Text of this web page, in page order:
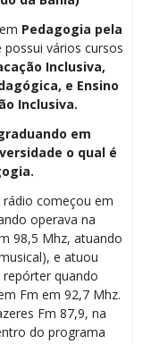
Pedagogia pela
possui vários cursos
Inclusiva,
e Ensino
Inclusiva.
em
o qual é
começou em
operava na
98,5 Mhz, atuando
e atuou
quando
Fm em 92,7 Mhz.
Fm 87,9, na
do programa